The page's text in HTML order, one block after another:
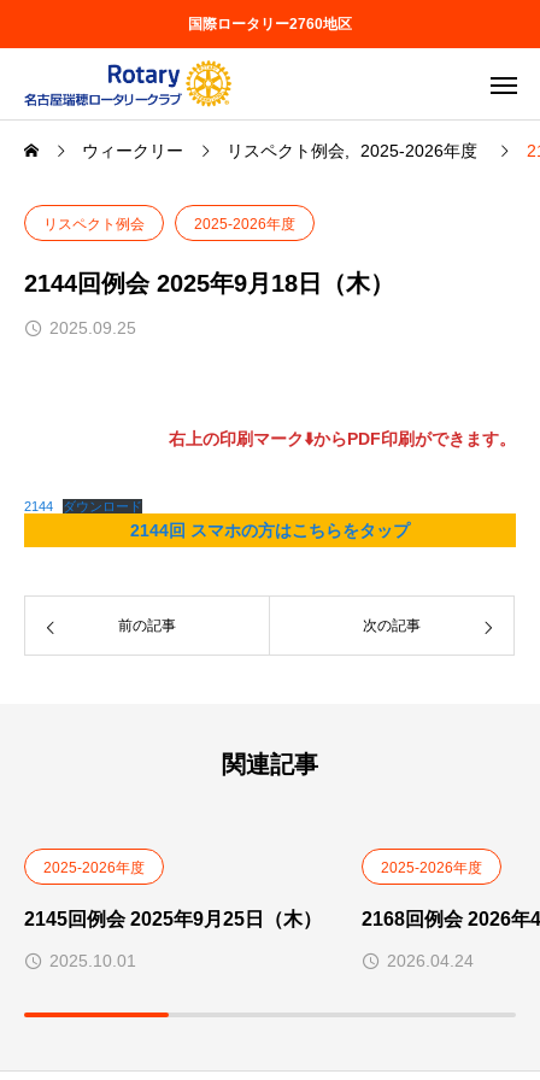
国際ロータリー2760地区
ウィークリー リスペクト例会 2025-2026年度
リスペクト例会 2025-2026年度
2144回例会 2025年9月18日（木）
2025.09.25
右上の印刷マーク⬇️からPDF印刷ができます。
2144 ダウンロード
2144回 スマホの方はこちらをタップ
前の記事 次の記事
関連記事
2025-2026年度
2145回例会 2025年9月25日（木）
2025.10.01
2025-2026年度
2168回例会 2026年
2026.04.24